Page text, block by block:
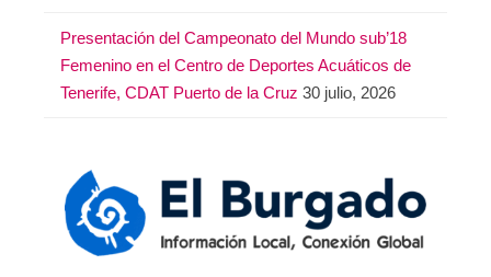
Presentación del Campeonato del Mundo sub’18
Femenino en el Centro de Deportes Acuáticos de
Tenerife, CDAT Puerto de la Cruz 30 julio, 2026